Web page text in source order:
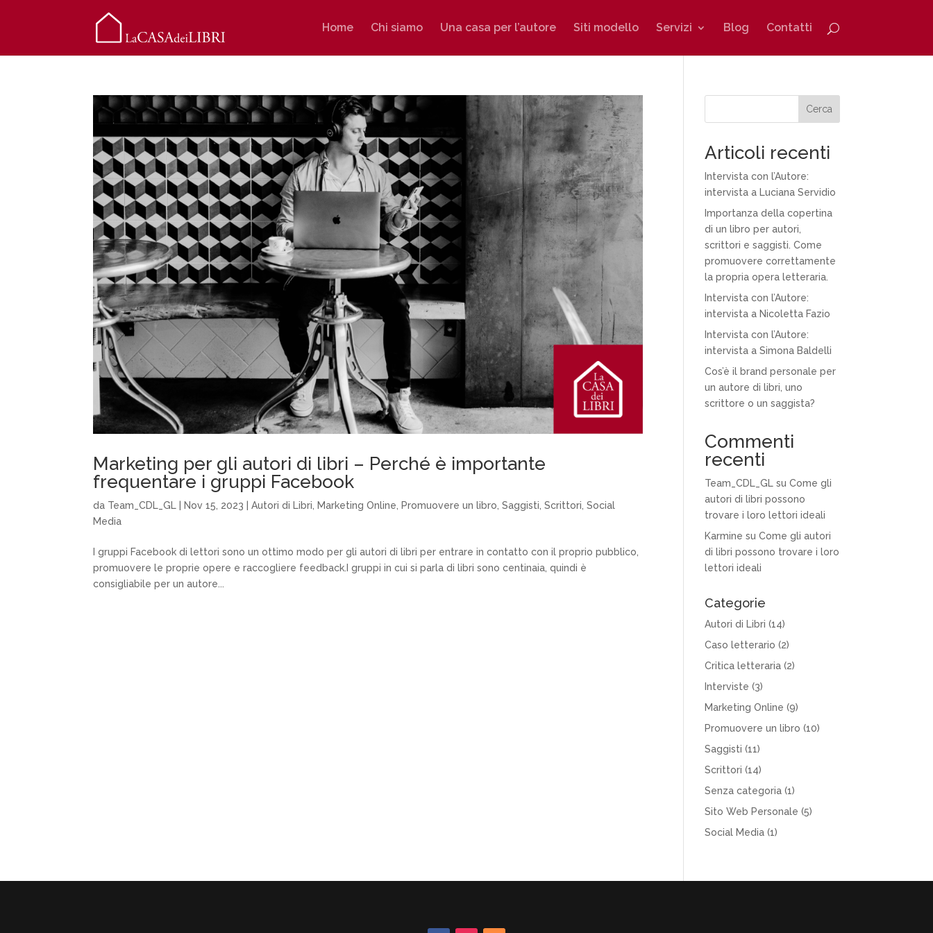
Home Chi siamo Una casa per l’autore Siti modello Servizi Blog Contatti
Marketing per gli autori di libri – Perché è importante
frequentare i gruppi Facebook
da Team_CDL_GL Nov 15, 2023 |Autori di Libri Marketing Online Promuovere un libro ,Saggisti ,Scrittori ,Social
Media
I gruppi Facebook di lettori sono un ottimo modo per gli autori di libri per entrare in contatto con il proprio pubblico,
promuovere le proprie opere e raccogliere feedback.I gruppi in cui si parla di libri sono centinaia, quindi è
consigliabile per un autore...
Cerca
Articoli recenti
Intervista con l’Autore:
intervista a Luciana Servidio
Importanza della copertina
di un libro per autori,
scrittori e saggisti. Come
promuovere correttamente
la propria opera letteraria.
Intervista con l’Autore:
intervista a Nicoletta Fazio
Intervista con l’Autore:
intervista a Simona Baldelli
Cos’è il brand personale per
un autore di libri, uno
scrittore o un saggista?
Commenti
recenti
Team_CDL_GL suCome gli
autori di libri possono
trovare i loro lettori ideali
Karmine suCome gli autori
di libri possono trovare i loro
lettori ideali
Categorie
Autori di Libri (14)
Caso letterario (2)
Critica letteraria (2)
Interviste (3)
Marketing Online (9)
Promuovere un libro (10)
Saggisti (11)
Scrittori (14)
Senza categoria (1)
Sito Web Personale (5)
Social Media (1)